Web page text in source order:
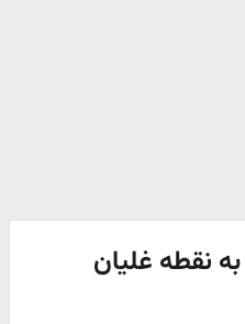
نقطه غلیان